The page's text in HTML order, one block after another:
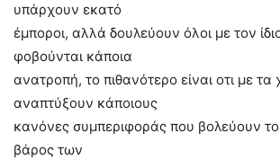
υπάρχουν εκατό
έμποροι, αλλά δουλεύουν όλοι με τον
φοβούνται κάποια
ανατροπή, το πιθανότερο είναι οτι με τα
αναπτύξουν κάποιους
κανόνες συμπεριφοράς που βολεύουν το
βάρος των